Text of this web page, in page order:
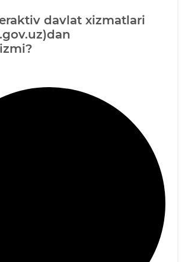
davlat xizmatlari